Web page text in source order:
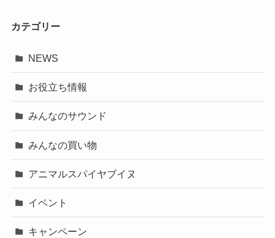
カテゴリー
NEWS
お役立ち情報
みんなのサウンド
みんなの買い物
アニマルスパイヤブイヌ
イベント
キャンペーン